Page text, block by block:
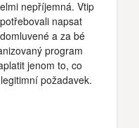
nepříjemná. Vtip
napsat
a za bé
program
jenom to, co
požadavek.